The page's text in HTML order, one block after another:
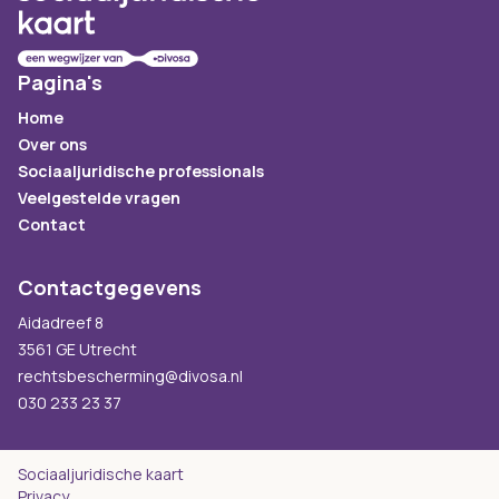
Pagina's
Home
Over ons
Sociaaljuridische professionals
Veelgestelde vragen
Contact
Contactgegevens
Aidadreef 8
3561 GE Utrecht
rechtsbescherming@divosa.nl
030 233 23 37
Sociaaljuridische kaart